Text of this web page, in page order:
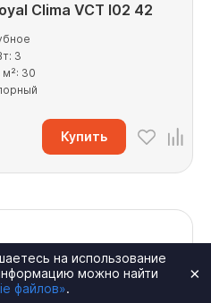
Clima VCT I02 42
3
30
Купить
×
на использование
можно найти
файлов».